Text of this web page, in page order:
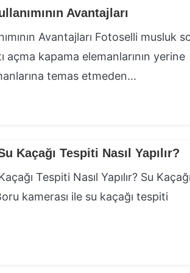
Avantajları
Avantajları Fotoselli musluk
açma kapama elemanlarının yerine
temas etmeden...
Kaçağı Tespiti Nasıl Yapılır?
Tespiti Nasıl Yapılır? Su
kamerası ile su kaçağı tespiti